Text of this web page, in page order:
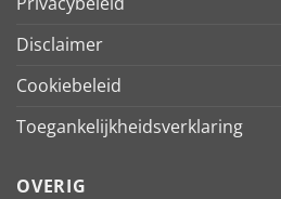
Disclaimer
Cookiebeleid
Toegankelijkheidsverklaring
OVERIG